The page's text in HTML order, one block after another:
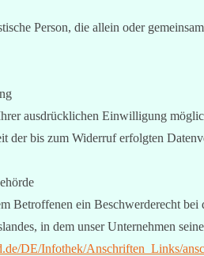
Person, die allein oder
ausdrücklichen Einwilligung
der bis zum Widerruf erfolgten
Betroffenen ein Beschwerderecht
in dem unser Unternehmen
DE/Infothek/Anschriften_Links/